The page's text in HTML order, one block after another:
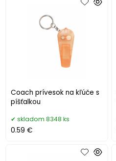
Coach prívesok na kľúče s
píšťalkou
skladom 8348 ks
0.59 €